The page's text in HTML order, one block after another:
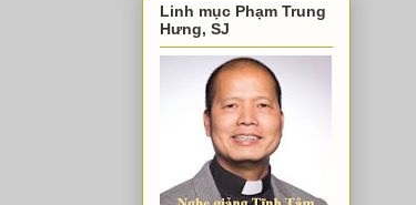
Linh mục Phạm Trung
Hưng, SJ